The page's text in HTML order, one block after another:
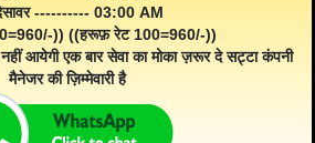
---------- 03:00 AM
)) ((हरूफ़ रेट 100=960/-))
आयेगी एक बार सेवा का मोका ज़रूर दे सट्टा कंपनी
मैनेजर की ज़िम्मेवारी है